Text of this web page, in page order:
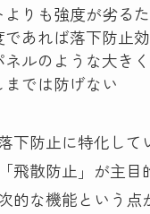
りも強度が劣る
あれば落下防止
ネルのような大き
では防げない
下防止に特化して
飛散防止」が主目
的な機能という点